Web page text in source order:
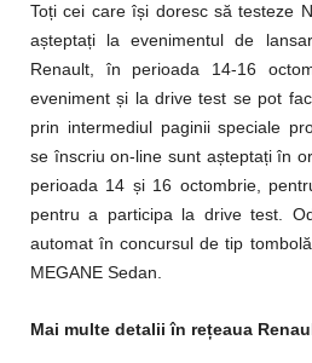
Toți cei care își doresc să testeze
așteptați la evenimentul de
Renault, în perioada 14-16
eveniment și la drive test se pot
prin intermediul paginii speciale
se înscriu on-line sunt așteptați în
perioada 14 și 16 octombrie,
pentru a participa la drive test.
automat în concursul de tip
MEGANE Sedan.
Mai multe detalii în rețeaua